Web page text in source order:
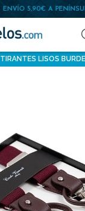
ENVÍO 5,90€ A
TIRANTES LISOS